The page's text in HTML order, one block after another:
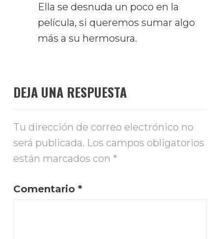
Ella se desnuda un poco en la
película, si queremos sumar algo
más a su hermosura.
DEJA UNA RESPUESTA
Tu dirección de correo electrónico no
será publicada. Los campos obligatorios
están marcados con *
Comentario *